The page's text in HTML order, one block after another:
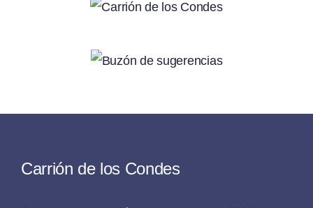
Carrión de los Condes